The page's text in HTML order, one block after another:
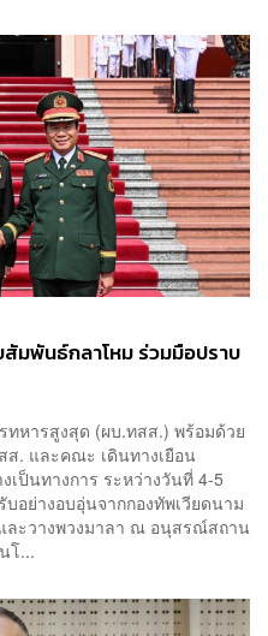
มพันธ์กลาโหม ร่วมมือปราบ
หารสูงสุด (ผบ.ทสส.) พร้อมด้วย
. และคณะ เดินทางเยือน
ป็นทางการ ระหว่างวันที่ 4-5
อย่างอบอุ่นจากกองทัพเวียดนาม
ละวางพวงมาลา ณ อนุสรณ์สถาน
โ...